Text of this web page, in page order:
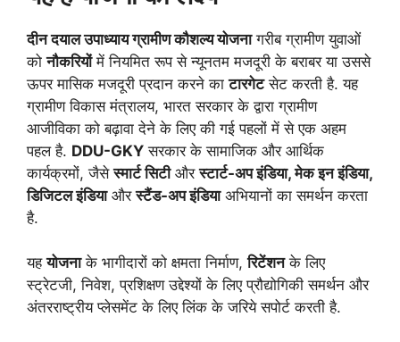
दीन दयाल उपाध्याय ग्रामीण कौशल्य योजनागरीब ग्रामीण युवाओं
कोनौकरियोंमें नियमित रूप से न्यूनतम मजदूरी के बराबर या उससे
ऊपर मासिक मजदूरी प्रदान करने काटारगेटसेट करती है. यह
ग्रामीण विकास मंत्रालय, भारत सरकार के द्वारा ग्रामीण
आजीविका को बढ़ावा देने के लिए की गई पहलों में से एक अहम
पहल है. DDU-GKY सरकार के सामाजिक और आर्थिक
कार्यक्रमों, जैसेस्मार्ट सिटीऔरस्टार्ट-अप इंडिया, मेक इन इंडिया,
डिजिटल इंडियाऔरस्टैंड-अप इंडियाअभियानों का समर्थन करता
है.
यहयोजनाके भागीदारों को क्षमता निर्माण,रिटेंशनके लिए
स्ट्रेटजी, निवेश, प्रशिक्षण उद्देश्यों के लिए प्रौद्योगिकी समर्थन और
अंतरराष्ट्रीय प्लेसमेंट के लिए लिंक के जरिये सपोर्ट करती है.